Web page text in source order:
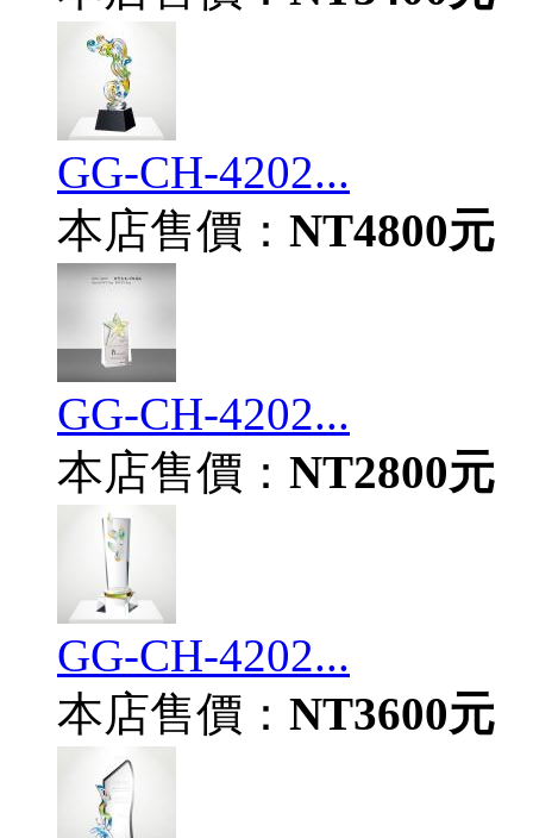
GG-CH-4202...
本店售價： NT4800元
GG-CH-4202...
本店售價： NT2800元
GG-CH-4202...
本店售價： NT3600元